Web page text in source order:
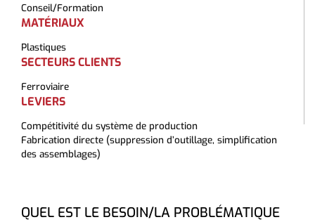
Conseil/Formation
MATÉRIAUX
Plastiques
SECTEURS CLIENTS
Ferroviaire
LEVIERS
Compétitivité du système de production
Fabrication directe (suppression d’outillage, simplification
des assemblages)
QUEL EST LE BESOIN/LA PROBLÉMATIQUE